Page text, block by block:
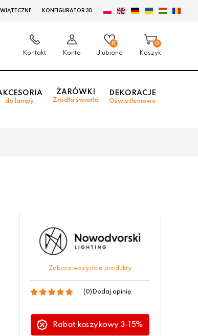
KONFIGURATOR 3D
Kontakt Konto
0
Ulubione
0
Koszyk
do lampy
ŻARÓWKI
Źródła światła
DEKORACJE
Oświetleniowe
Zobacz wszystkie produkty
(0) Dodaj opinię
Rabat koszykowy 3-15%